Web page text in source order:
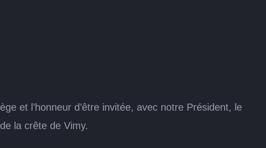
et l’honneur d’être invitée, avec notre Président, le
la crête de Vimy.